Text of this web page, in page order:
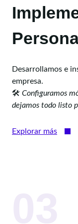
Desarrollamos e
empresa.
🛠️ Configuramos
dejamos todo listo
Explorar más